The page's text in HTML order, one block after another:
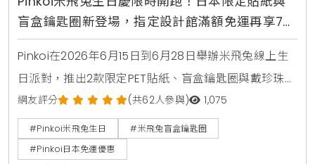
盲盒鑰匙圈新登場，指定設計館滿額免運再享7折
優惠
Pinkoi在2026年6月15日到6月28日舉辦米飛兔線上生
日派對，推出2款限定PET貼紙、盲盒鑰匙圈與戴珍珠耳
環的少女聯名編織玩偶。活動期間提供滿8000日圓免
運費及最高30%折扣，6月21日更有當日限定特惠。
網友評分 (共62人參與) 1,075
#Pinkoi米飛兔生日
#米飛兔盲盒鑰匙圈
#Pinkoi日本免運優惠